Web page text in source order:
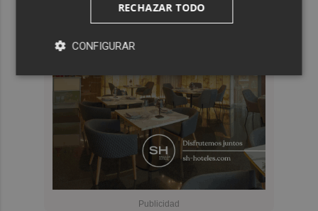
RECHAZAR TODO
CONFIGURAR